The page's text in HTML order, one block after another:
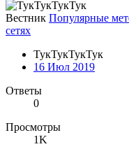
Вестник Популярные
сетях
ТукТукТукТук
16 Июл 2019
Ответы
0
Просмотры
1K